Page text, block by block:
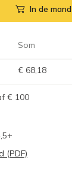
In de mand
Som
€ 68,18
€ 100
(PDF)